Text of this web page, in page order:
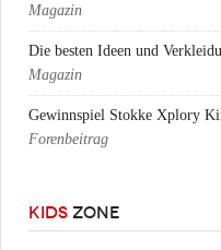
Magazin
Die besten Ideen und
Magazin
Gewinnspiel Stokke Xplory
Forenbeitrag
KIDS ZONE